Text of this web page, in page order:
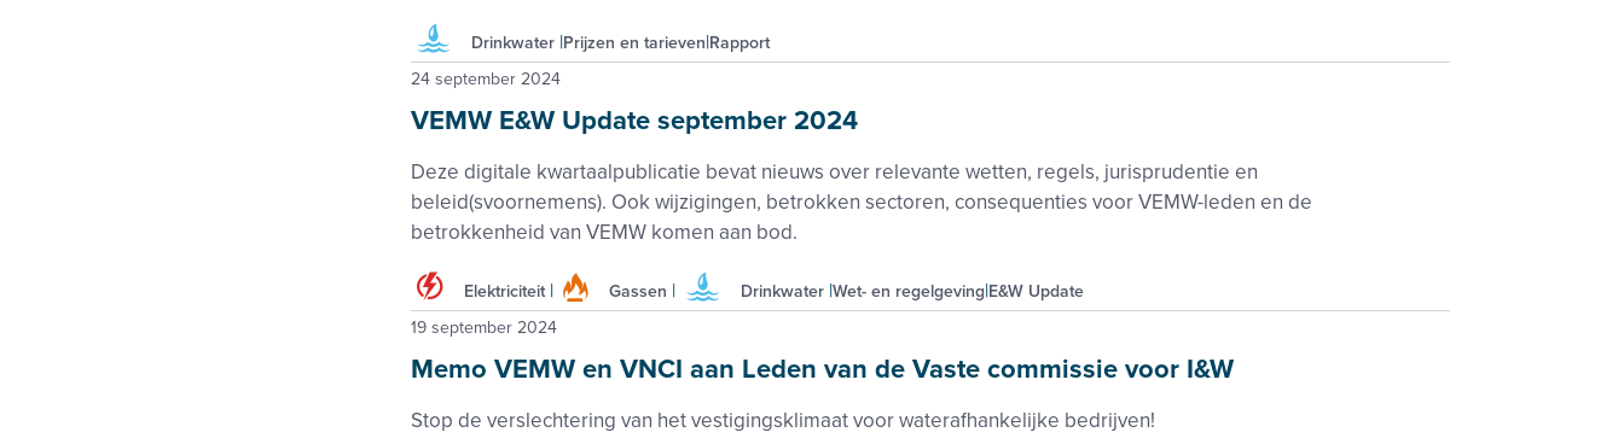
Drinkwater Prijzen en tarieven Rapport
VEMW E&W Update september 2024
Deze digitale kwartaalpublicatie bevat nieuws over relevante wetten, regels, jurisprudentie en
beleid(svoornemens). Ook wijzigingen, betrokken sectoren, consequenties voor VEMW-leden en de
betrokkenheid van VEMW komen aan bod.
24 september 2024
Elektriciteit Gassen Drinkwater Wet- en regelgeving E&W Update
Memo VEMW en VNCI aan Leden van de Vaste commissie voor I&W
Stop de verslechtering van het vestigingsklimaat voor waterafhankelijke bedrijven!
19 september 2024